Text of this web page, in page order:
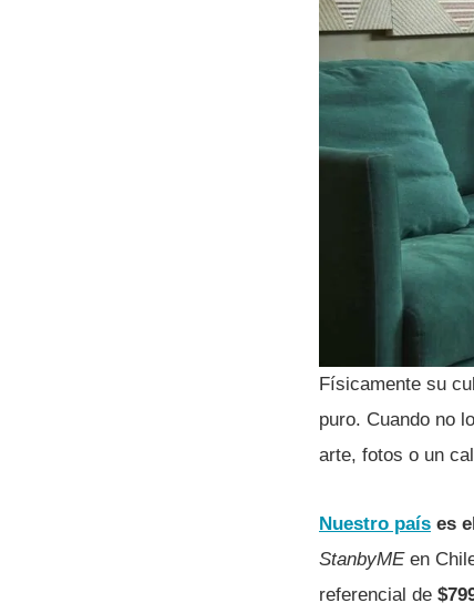
Físicamente su
puro. Cuando no
arte, fotos o un
Nuestro país es
StanbyMEen
referencial de